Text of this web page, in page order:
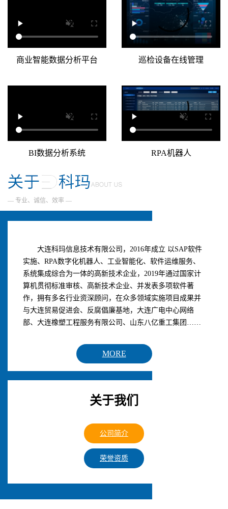
联系我们
商业智能数据分析平台
BI数据分析系统
巡检设备在线管理
RPA机器人
— 专业、诚信、效率 —
大连科玛信息技术有限公司，2016年成立 以SAP软件
实施、RPA数字化机器人、工业智能化、软件运维服务、
系统集成综合为一体的高新技术企业，2019年通过国家计
算机贯彻标准审核、高新技术企业、并发表多项软件著
作，拥有多名行业资深顾问，在众多领域实施项目成果并
与大连贸易促进会、反腐倡廉基地，大连广电中心网络
部、大连橡塑工程服务有限公司、山东八亿重工集团……
MORE
关于我们
公司简介
荣誉资质